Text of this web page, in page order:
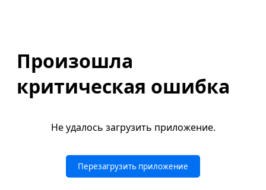
Произошла
критическая ошибка
Не удалось загрузить приложение.
Перезагрузить приложение